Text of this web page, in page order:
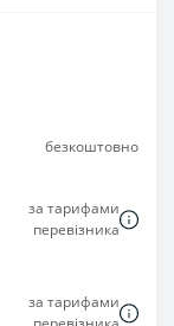
безкоштовно
за тарифами
перевізника
за тарифами